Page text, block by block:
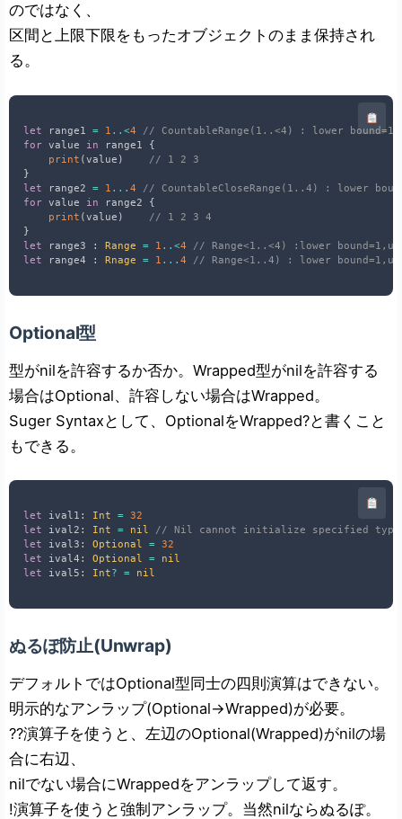
のではなく、
区間と上限下限をもったオブジェクトのまま保持され
る。
let range1 = 1 ..<4
// CountableRange(1..<4) : lower
for value in range1 {
print ( value )
// 1 2 3
}
let range2 = 1 ... 4
// CountableCloseRange(1..4) : lower
for value in range2 {
print ( value )
// 1 2 3 4
}
let range3 : Range = 1 ..<4
// Range<1..<4) :lower
let range4 : Rnage = 1 ... 4 // Range<1..4) : lower
Optional型
型がnilを許容するか否か。Wrapped型がnilを許容する
場合はOptional、許容しない場合はWrapped。
Suger Syntaxとして、OptionalをWrapped?と書くこと
もできる。
let ival1 : Int =
32
let ival2 : Int = nil
// Nil cannot initialize specified
let ival3 : Optional =
32
let ival4 : Optional =
nil
let ival5 : Int? = nil
ぬるぽ防止(Unwrap)
デフォルトではOptional型同士の四則演算はできない。
明示的なアンラップ(Optional->Wrapped)が必要。
??演算子を使うと、左辺のOptional(Wrapped)がnilの場
合に右辺、
nilでない場合にWrappedをアンラップして返す。
!演算子を使うと強制アンラップ。当然nilならぬるぽ。